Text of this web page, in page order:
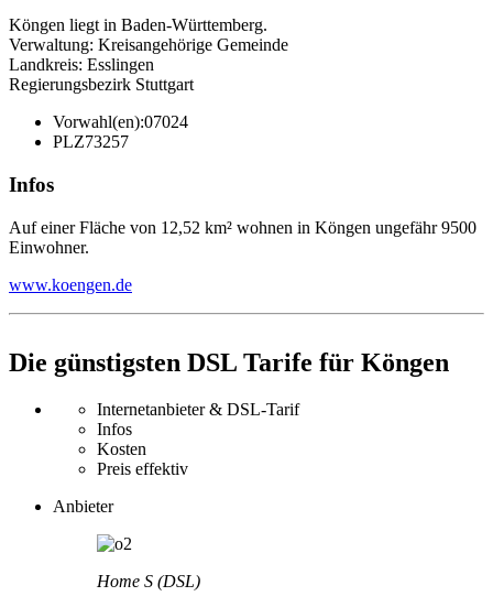
Köngen liegt in Baden-Württemberg.
Verwaltung: Kreisangehörige Gemeinde
Landkreis: Esslingen
Regierungsbezirk Stuttgart
Vorwahl(en):07024
PLZ73257
Infos
Auf einer Fläche von 12,52 km² wohnen in Köngen ungefähr 9500
Einwohner.
www.koengen.de
Die günstigsten DSL Tarife für Köngen
Internetanbieter & DSL-Tarif
Infos
Kosten
Preis effektiv
Anbieter
Home S (DSL)